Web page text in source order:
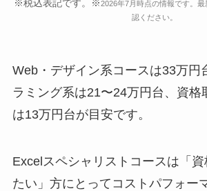
※税込表記です。※2026年7月時点の情報です。
認ください。
Web・デザイン系コースは33万円
ラミング系は21〜24万円台、資格
は13万円台が目安です。
Excelスペシャリストコースは「
たい」方にとってコストパフォー